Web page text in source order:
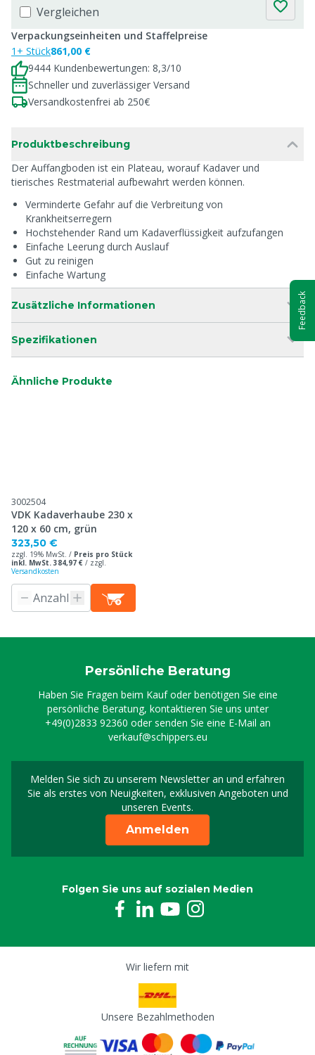
Vergleichen
Verpackungseinheiten und Staffelpreise
1+ Stück861,00 €
9444 Kundenbewertungen: 8,3/10
Schneller und zuverlässiger Versand
Versandkostenfrei ab 250€
Produktbeschreibung
Der Auffangboden ist ein Plateau, worauf Kadaver und
tierisches Restmaterial aufbewahrt werden können.
Verminderte Gefahr auf die Verbreitung von
Krankheitserregern
Hochstehender Rand um Kadaverflüssigkeit aufzufangen
Einfache Leerung durch Auslauf
Gut zu reinigen
Einfache Wartung
Zusätzliche Informationen
Spezifikationen
Ähnliche Produkte
3002504
VDK Kadaverhaube 230 x
120 x 60 cm, grün
323,50 €
zzgl. 19% MwSt. / Preis pro Stück
inkl. MwSt. 384,97 € / zzgl.
Versandkosten
Persönliche Beratung
Haben Sie Fragen beim Kauf oder benötigen Sie eine
persönliche Beratung, kontaktieren Sie uns unter
+49(0)2833 92360 oder senden Sie eine E-Mail an
verkauf@schippers.eu
Melden Sie sich zu unserem Newsletter an und erfahren
Sie als erstes von Neuigkeiten, exklusiven Angeboten und
unseren Events.
Melden Sie sich für
Anmelden
Folgen Sie uns auf sozialen Medien
Wir liefern mit
Unsere Bezahlmethoden
Feedback